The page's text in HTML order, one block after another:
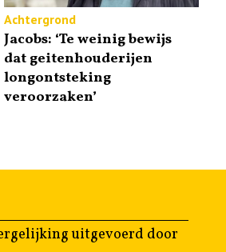
Achtergrond
Jacobs: ‘Te weinig bewijs
dat geitenhouderijen
longontsteking
veroorzaken’
uitgevoerd door